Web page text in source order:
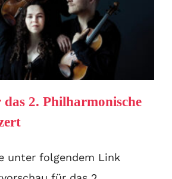
2. Philharmonische
unter folgendem Link